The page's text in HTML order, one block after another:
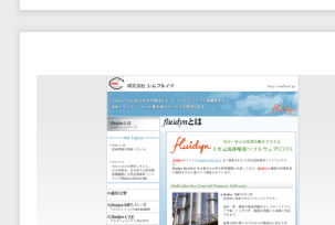
医療・介護業界向け
介護ソフト>
オンライン診療システ
オンコール代行サービ
グループウェ
社内SNS
テム
プロジェクト
管理ツール